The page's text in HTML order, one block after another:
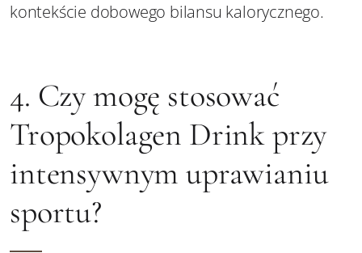
kontekście dobowego bilansu kalorycznego.
4. Czy mogę stosować
Tropokolagen Drink przy
intensywnym uprawianiu
sportu?